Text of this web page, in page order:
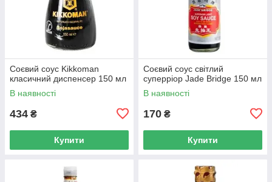
Соєвий соус Kikkoman
класичний диспенсер 150 мл
В наявності
434 ₴
Купити
Соєвий соус світлий
суперріор Jade Bridge 150 мл
В наявності
170 ₴
Купити